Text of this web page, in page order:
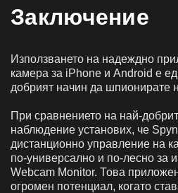
Заключение
Използването на надеждно
камера за iPhone и Android е
добрият начин да шпионирате
При сравнението на най-
наблюдение установих, че
дистанционно управление на
по-универсално и по-лесно за
Webcam Monitor. Това
огромен потенциал, когато